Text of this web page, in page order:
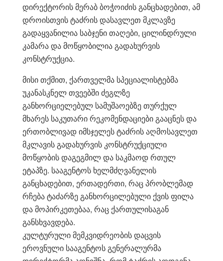
დირექტორის მერაბ ბოჭოიძის განცხადებით, ამ
დროისთვის ტაძრის დასავლეთ მკლავზე
გადაყვანილია საბჯენი თაღები, ცილინდრული
კამარა და მოწყობილია გადახურვის
კონსტრუქცია.
მისი თქმით, ქართველმა სპეციალისტებმა
უკანასკნელ თვეებში ძეგლზე
განხორციელებულ სამუშაოებზე თურქულ
მხარეს საკუთარი რეკომენდაციები გააცნეს და
ერთობლივად იმსჯელეს ტაძრის აღმოსავლეთ
მკლავის გადახურვის კონსტრუქციული
მოწყობის დაგეგმილ და საკმაოდ რთულ
ეტაპზე. სააგენტოს ხელმძღვანელის
განცხადებით, ერთადერთი, რაც პრობლემად
რჩება ტაძარზე განხორცილებული ქვის ფილა
და მოპირკეთებაა, რაც ქართულისაგან
განსხვავდება.
კულტურული მემკვიდრეობის დაცვის
ეროვნული სააგენტოს გენერალურმა